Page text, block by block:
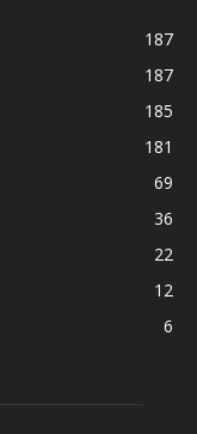
187
187
185
181
69
36
22
12
6